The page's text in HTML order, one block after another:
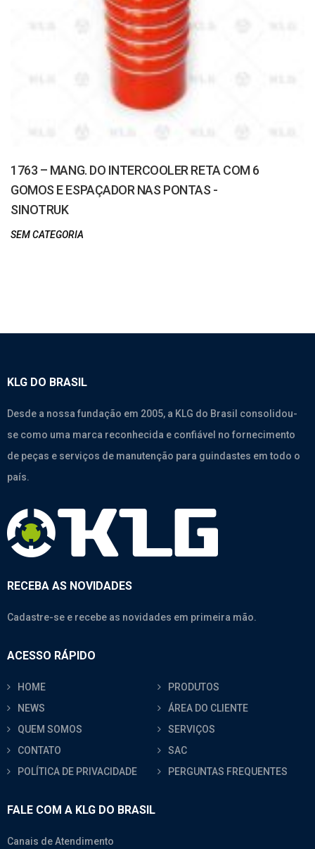
1763 – MANG. DO INTERCOOLER RETA COM 6
GOMOS E ESPAÇADOR NAS PONTAS -
SINOTRUK
SEM CATEGORIA
KLG DO BRASIL
Desde a nossa fundação em 2005, a KLG do Brasil consolidou-
se como uma marca reconhecida e confiável no fornecimento
de peças e serviços de manutenção para guindastes em todo o
país.
RECEBA AS NOVIDADES
Cadastre-se e recebe as novidades em primeira mão.
ACESSO RÁPIDO
HOME
PRODUTOS
NEWS
ÁREA DO CLIENTE
QUEM SOMOS
SERVIÇOS
CONTATO
SAC
POLÍTICA DE PRIVACIDADE
PERGUNTAS FREQUENTES
FALE COM A KLG DO BRASIL
Canais de Atendimento